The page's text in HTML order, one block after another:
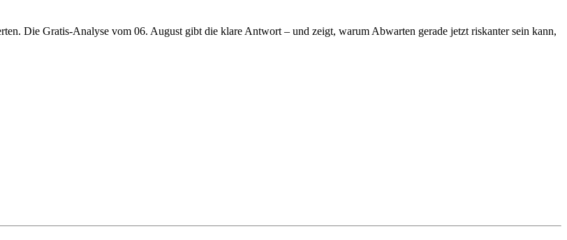
Die Gratis-Analyse vom 06. August gibt die klare Antwort – und zeigt, warum Abwarten gerade jetzt riskanter sein kann,